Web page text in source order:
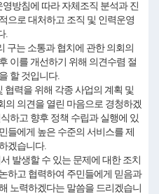
방침에 따라 자체조직 분석과 진
으로 대처하고 조직 및 인력운영
.
구는 소통과 협치에 관한 의회의
이를 개선하기 위해 의견수렴 절
할 것입니다.
협력을 위해 각종 사업의 계획 및
의 의견을 열린 마음으로 경청하겠
하고 향후 정책 수립과 실행에 있
들에게 높은 수준의 서비스를 제
겠습니다.
발생할 수 있는 문제에 대한 조치
하고 협력하여 주민들에게 믿음과
노력하겠다는 말씀을 드리겠습니